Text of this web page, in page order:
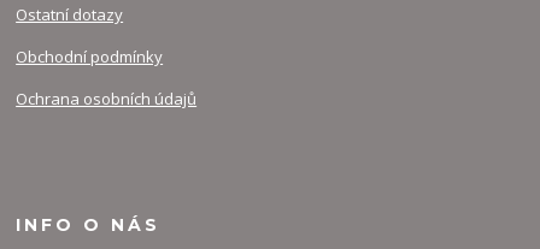
Ostatní dotazy
Obchodní podmínky
Ochrana osobních údajů
INFO O NÁS